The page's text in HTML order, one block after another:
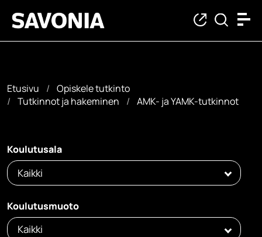
Etusivu
Opiskele tutkinto
Tutkinnot ja hakeminen
AMK- ja YAMK-tutkinnot
Koulutusala
Kaikki
Koulutusmuoto
Kaikki